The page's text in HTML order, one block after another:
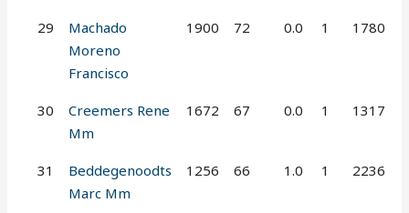
29
Machado
Moreno
Francisco
1900 72 0.0 1 1780
30
Creemers Rene
Mm
1672 67 0.0 1 1317
31
Beddegenoodts
Marc Mm
1256 66 1.0 1 2236